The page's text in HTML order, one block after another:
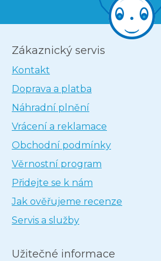
Zákaznický servis
Kontakt
Doprava a platba
Náhradní plnění
Vrácení a reklamace
Obchodní podmínky
Věrnostní program
Přidejte se k nám
Jak ověřujeme recenze
Servis a služby
Užitečné informace